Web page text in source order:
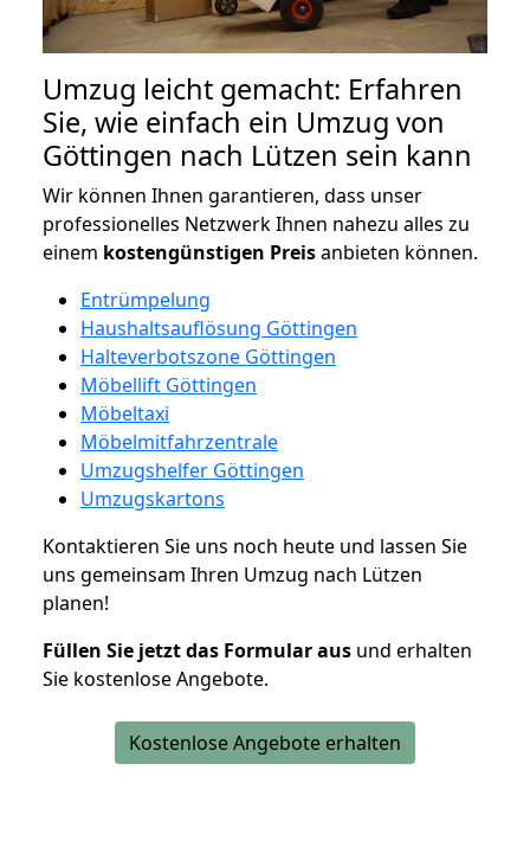
Umzug leicht gemacht: Erfahren
Sie, wie einfach ein Umzug von
Göttingen nach Lützen sein kann
Wir können Ihnen garantieren, dass unser
professionelles Netzwerk Ihnen nahezu alles zu
einem kostengünstigen Preisanbieten können.
Entrümpelung
Haushaltsauflösung Göttingen
Halteverbotszone Göttingen
Möbellift Göttingen
Möbeltaxi
Möbelmitfahrzentrale
Umzugshelfer Göttingen
Umzugskartons
Kontaktieren Sie uns noch heute und lassen Sie
uns gemeinsam Ihren Umzug nach Lützen
planen!
Füllen Sie jetzt das Formular aus und erhalten
Sie kostenlose Angebote.
Kostenlose Angebote erhalten